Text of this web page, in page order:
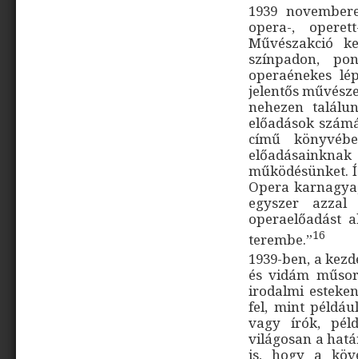
1939
opera-,
Művészakció
színpadon,
operaénekes
jelentős
nehezen
előadások
című
működésünket.
Opera
egyszer
operaelőadást
terembe.”16
1939-ben, a
és vidám
irodalmi
fel, mint
vagy írók,
világosan a
is, hogy a